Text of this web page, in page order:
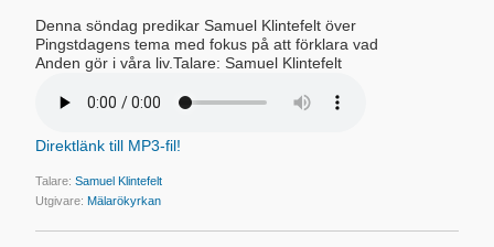
Denna söndag predikar Samuel Klintefelt över
Pingstdagens tema med fokus på att förklara vad
Anden gör i våra liv.Talare: Samuel Klintefelt
Direktlänk till MP3-fil!
Talare:Samuel Klintefelt
Utgivare:Mälarökyrkan